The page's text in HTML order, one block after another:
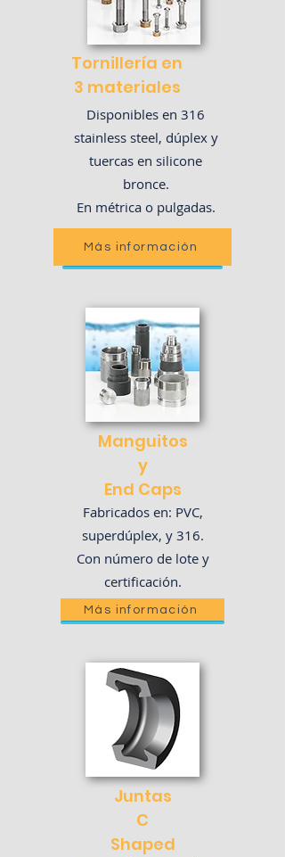
Tornillería en
3 materiales
Disponibles en 316
stainless steel, dúplex y
tuercas en silicone
bronce.
En métrica o pulgadas.
Más información
Manguitos
y
End Caps
Fabricados en: PVC,
superdúplex, y 316.
Con número de lote y
certificación.
Más información
Juntas
C
Shaped